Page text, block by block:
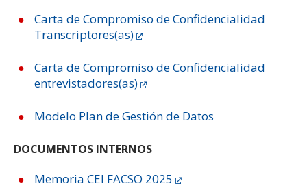
Carta de Compromiso de Confidencialidad
Transcriptores(as)
Carta de Compromiso de Confidencialidad
entrevistadores(as)
Modelo Plan de Gestión de Datos
DOCUMENTOS INTERNOS
Memoria CEI FACSO 2025